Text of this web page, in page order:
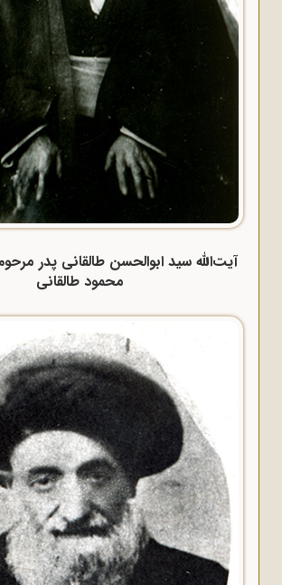
آیت‌الله سید ابوالحسن طالقانی پدر
محمود طالقانی